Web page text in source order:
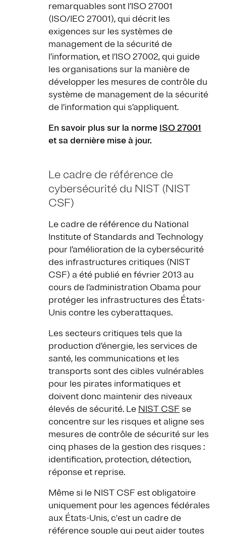
remarquables sont l’ISO 27001
(ISO/IEC 27001), qui décrit les
exigences sur les systèmes de
management de la sécurité de
l’information, et l’ISO 27002, qui guide
les organisations sur la manière de
développer les mesures de contrôle du
système de management de la sécurité
de l’information qui s’appliquent.
En savoir plus sur la norme ISO 27001
et sa dernière mise à jour.
Le cadre de référence de
cybersécurité du NIST (NIST
CSF)
Le cadre de référence du National
Institute of Standards and Technology
pour l’amélioration de la cybersécurité
des infrastructures critiques (NIST
CSF) a été publié en février 2013 au
cours de l’administration Obama pour
protéger les infrastructures des États-
Unis contre les cyberattaques.
Les secteurs critiques tels que la
production d’énergie, les services de
santé, les communications et les
transports sont des cibles vulnérables
pour les pirates informatiques et
doivent donc maintenir des niveaux
élevés de sécurité. Le NIST CSF se
concentre sur les risques et aligne ses
mesures de contrôle de sécurité sur les
cinq phases de la gestion des risques :
identification, protection, détection,
réponse et reprise.
Même si le NIST CSF est obligatoire
uniquement pour les agences fédérales
aux États-Unis, c'est un cadre de
référence souple qui peut aider toutes